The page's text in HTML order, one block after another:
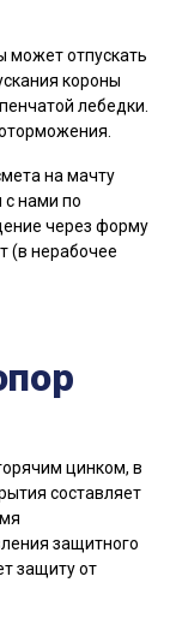
может отпускать
короны
лебедки.
на мачту
с нами по
через форму
(в нерабочее
цинком, в
составляет
защитного
защиту от